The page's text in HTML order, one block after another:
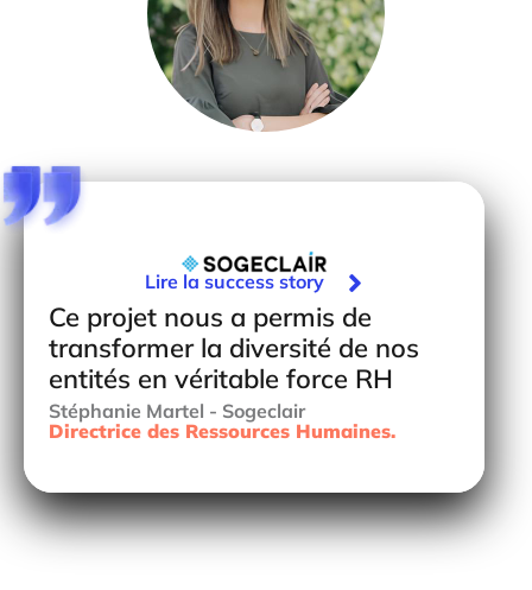
Lire la success story 
Ce projet nous a permis de
transformer la diversité de nos
entités en véritable force RH
Stéphanie Martel - Sogeclair
Directrice des Ressources Humaines.